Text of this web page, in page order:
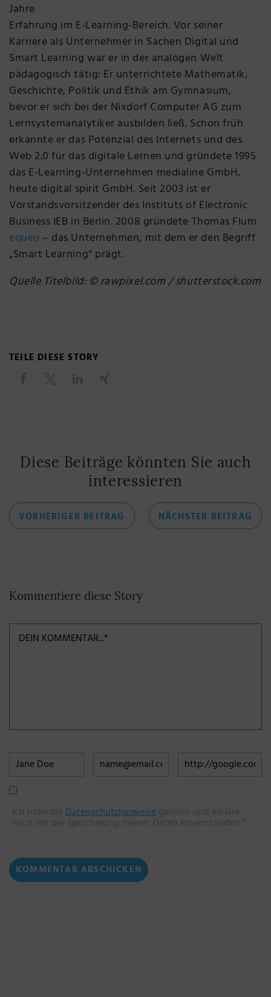
Jahre
Erfahrung im E-Learning-Bereich. Vor seiner
Karriere als Unternehmer in Sachen Digital und
Smart Learning war er in der analogen Welt
pädagogisch tätig: Er unterrichtete Mathematik,
Geschichte, Politik und Ethik am Gymnasium,
bevor er sich bei der Nixdorf Computer AG zum
Lernsystemanalytiker ausbilden ließ. Schon früh
erkannte er das Potenzial des Internets und des
Web 2.0 für das digitale Lernen und gründete 1995
das E-Learning-Unternehmen medialine GmbH,
heute digital spirit GmbH. Seit 2003 ist er
Vorstandsvorsitzender des Instituts of Electronic
Business IEB in Berlin. 2008 gründete Thomas Flum
equeo – das Unternehmen, mit dem er den Begriff
„Smart Learning“ prägt.
Quelle Titelbild: © rawpixel.com / shutterstock.com
TEILE DIESE STORY
Diese Beiträge könnten Sie auch
interessieren
Beitragsnavigation
VORHERIGER BEITRAG VORHERIGER
BEITRAG
NÄCHSTER BEITRAG
Kommentiere diese Story
Ich habe dieDatenschutzhinweisegelesen und erkläre
mich mit der Speicherung meiner Daten einverstanden.*